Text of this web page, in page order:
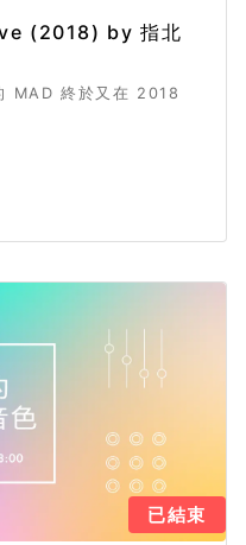
(2018) by 指北
MAD 終於又在 2018
已結束